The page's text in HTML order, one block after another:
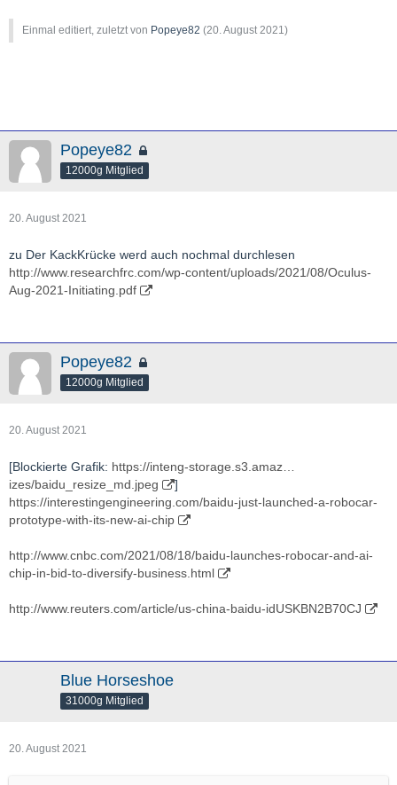
Einmal editiert, zuletzt von Popeye82 (20. August 2021)
Popeye82
12000g Mitglied
20. August 2021
zu Der KackKrücke werd auch nochmal durchlesen
http://www.researchfrc.com/wp-content/uploads/2021/08/Oculus-
Aug-2021-Initiating.pdf
Popeye82
12000g Mitglied
20. August 2021
[Blockierte Grafik: https://inteng-storage.s3.amaz…
izes/baidu_resize_md.jpeg
]
https://interestingengineering.com/baidu-just-launched-a-robocar-
prototype-with-its-new-ai-chip
http://www.cnbc.com/2021/08/18/baidu-launches-robocar-and-ai-
chip-in-bid-to-diversify-business.html
http://www.reuters.com/article/us-china-baidu-idUSKBN2B70CJ
Blue Horseshoe
31000g Mitglied
20. August 2021